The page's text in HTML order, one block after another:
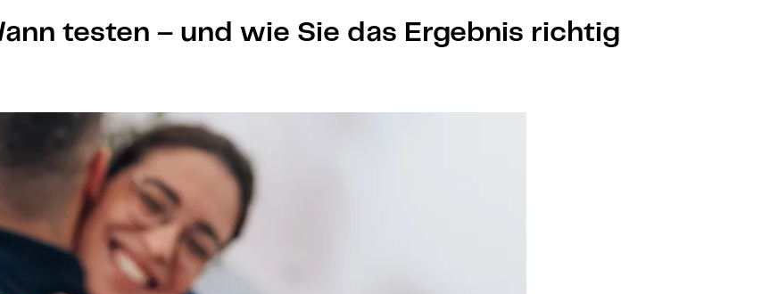
testen – und wie Sie das Ergebnis richtig